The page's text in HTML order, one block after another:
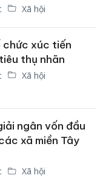
Xã hội
chức xúc tiến
thụ nhãn
Xã hội
ngân vốn đầu
xã miền Tây
Xã hội